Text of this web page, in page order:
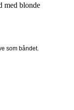
med blonde
som båndet.